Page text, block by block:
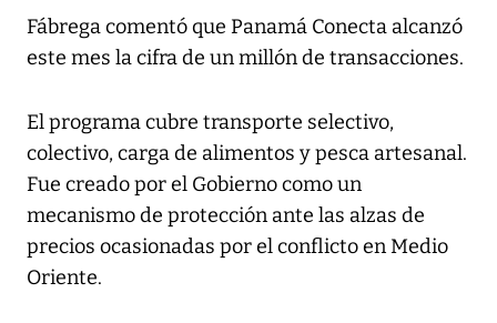
Fábrega comentó que Panamá Conecta alcanzó
este mes la cifra de un millón de transacciones.
El programa cubre transporte selectivo,
colectivo, carga de alimentos y pesca artesanal.
Fue creado por el Gobierno como un
mecanismo de protección ante las alzas de
precios ocasionadas por el conflicto en Medio
Oriente.